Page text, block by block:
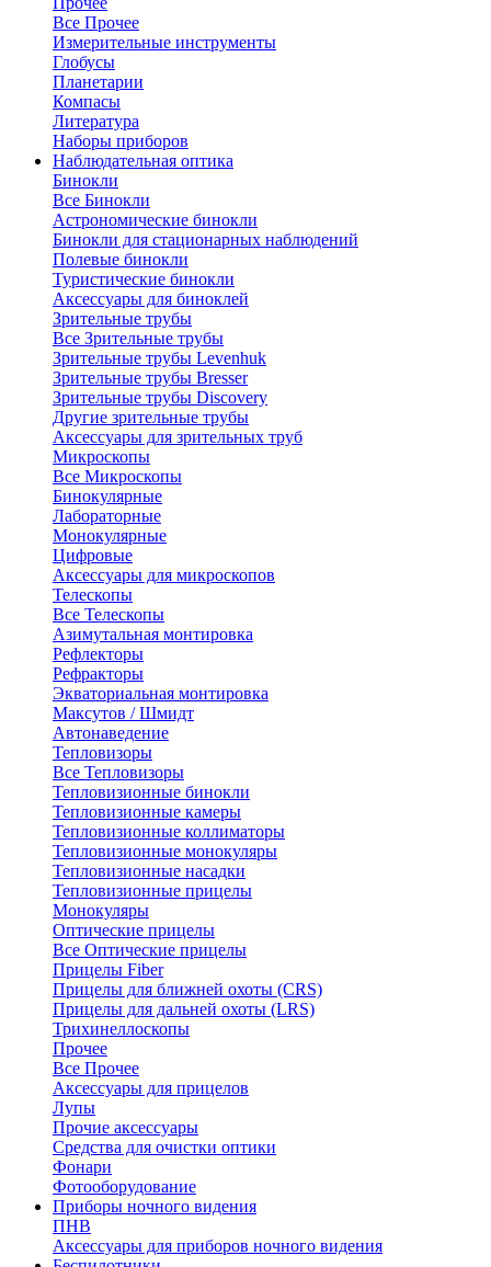
Все Прочее
Измерительные инструменты
Глобусы
Планетарии
Компасы
Литература
Наборы приборов
Наблюдательная оптика
Бинокли
Все Бинокли
Астрономические бинокли
Бинокли для стационарных наблюдений
Полевые бинокли
Туристические бинокли
Аксессуары для биноклей
Зрительные трубы
Все Зрительные трубы
Зрительные трубы Levenhuk
Зрительные трубы Bresser
Зрительные трубы Discovery
Другие зрительные трубы
Аксессуары для зрительных труб
Микроскопы
Все Микроскопы
Бинокулярные
Лабораторные
Монокулярные
Цифровые
Аксессуары для микроскопов
Телескопы
Все Телескопы
Азимутальная монтировка
Рефлекторы
Рефракторы
Экваториальная монтировка
Максутов / Шмидт
Автонаведение
Тепловизоры
Все Тепловизоры
Тепловизионные бинокли
Тепловизионные камеры
Тепловизионные коллиматоры
Тепловизионные монокуляры
Тепловизионные насадки
Тепловизионные прицелы
Монокуляры
Оптические прицелы
Все Оптические прицелы
Прицелы Fiber
Прицелы для ближней охоты (CRS)
Прицелы для дальней охоты (LRS)
Трихинеллоскопы
Прочее
Все Прочее
Аксессуары для прицелов
Лупы
Прочие аксессуары
Средства для очистки оптики
Фонари
Фотооборудование
Приборы ночного видения
ПНВ
Аксессуары для приборов ночного видения